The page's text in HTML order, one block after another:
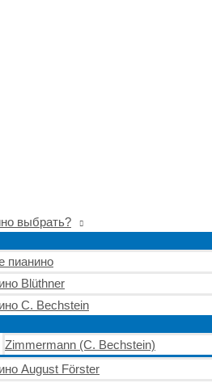
выбрать?
пианино
Blüthner
C. Bechstein
Zimmermann (C. Bechstein)
August Förster